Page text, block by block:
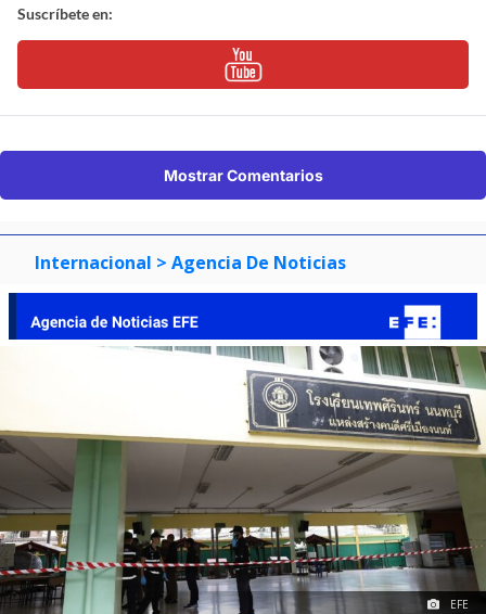
Suscríbete en:
Mostrar Comentarios
Internacional > Agencia De Noticias
EFE